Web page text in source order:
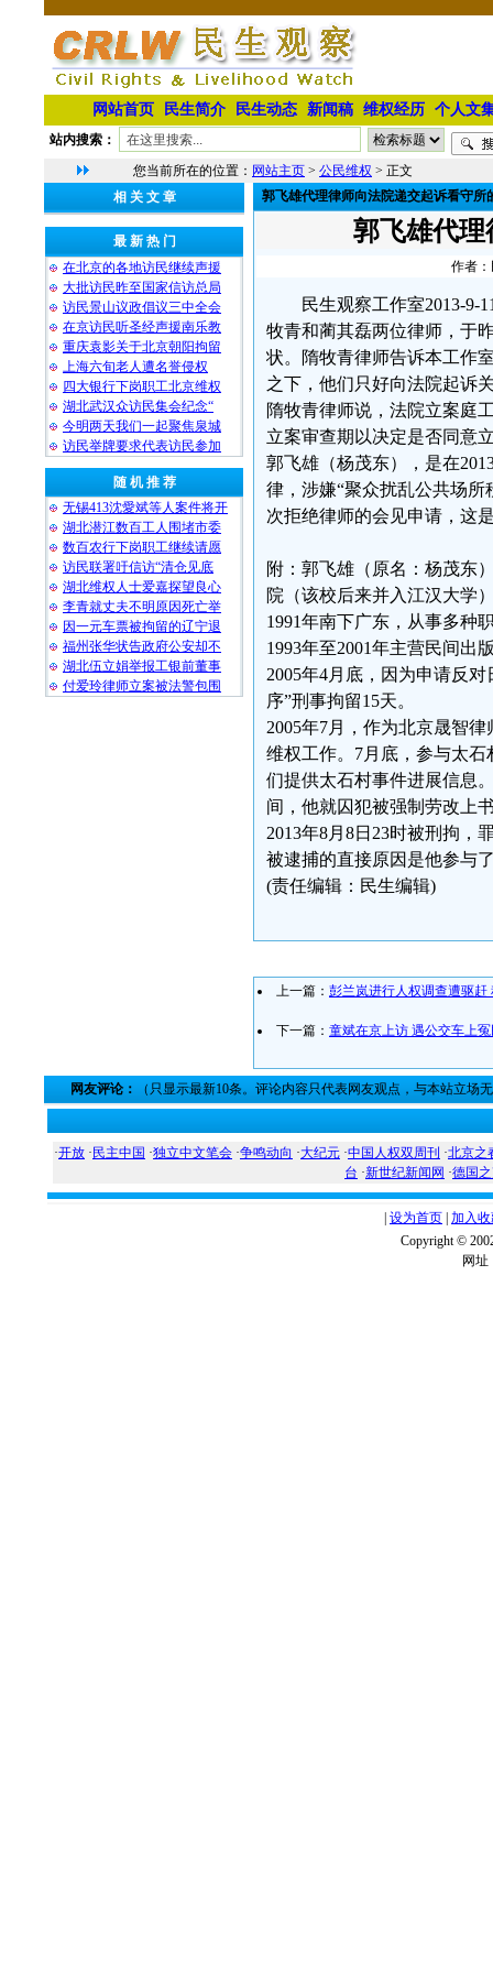
网站首页 民生简介 民生动态 新闻稿 维权经历 个人文
站内搜索：
您当前所在的位置： 网站主页 > 公民维权 > 正文
相 关 文 章
最 新 热 门
在北京的各地访民继续声援
大批访民昨至国家信访总局
访民景山议政倡议三中全会
在京访民听圣经声援南乐教
重庆袁影关于北京朝阳拘留
上海六旬老人遭名誉侵权
四大银行下岗职工北京维权
湖北武汉众访民集会纪念“
今明两天我们一起聚焦泉城
访民举牌要求代表访民参加
随 机 推 荐
无锡413沈愛斌等人案件将开
湖北潜江数百工人围堵市委
数百农行下岗职工继续请愿
访民联署吁信访“清仓见底
湖北维权人士爱嘉探望良心
李青就丈夫不明原因死亡举
因一元车票被拘留的辽宁退
福州张华状告政府公安却不
湖北伍立娟举报工银前董事
付爱玲律师立案被法警包围
郭飞雄代理律师向法院递交起诉看守所
郭飞雄代
作者：
民生观察工作室2013-9-
牧青和蔺其磊两位律师，于
状。隋牧青律师告诉本工作
之下，他们只好向法院起诉
隋牧青律师说，法院立案庭
立案审查期以决定是否同意
郭飞雄（杨茂东），是在
律，涉嫌“聚众扰乱公共场
次拒绝律师的会见申请，这
附：郭飞雄（原名：杨茂东
院（该校后来并入江汉大学
1991年南下广东，从事多种
1993年至2001年主营民间出
2005年4月底，因为申请反
序”刑事拘留15天。
2005年7月，作为北京晟智
维权工作。7月底，参与太
们提供太石村事件进展信息
间，他就囚犯被强制劳改上
2013年8月8日23时被刑拘，
被逮捕的直接原因是他参与
(责任编辑：民生编辑)
上一篇： 彭兰岚进行人权调查遭驱赶
下一篇： 童斌在京上访 遇公交车上
网友评论： （只显示最新10条。评论内容只代表网友观点，与本站立场
·开放 · 民主中国 ·独立中文笔会 ·争鸣动向 ·大纪元 ·中国人权双周刊 ·北京之
台 ·新世纪新闻网 ·德国
设为首页 加入
Copyright ©
网址